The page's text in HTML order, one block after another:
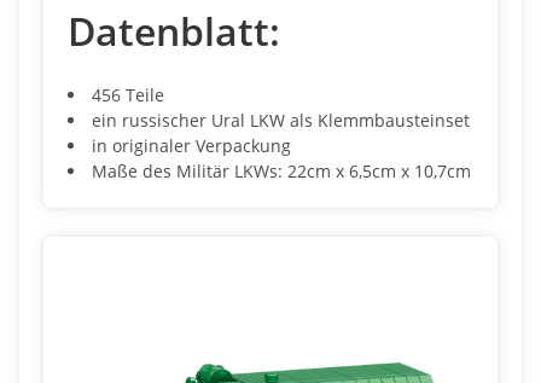
Datenblatt:
456 Teile
ein russischer Ural LKW als Klemmbausteinset
in originaler Verpackung
Maße des Militär LKWs: 22cm x 6,5cm x 10,7cm